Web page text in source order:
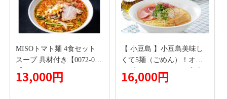
MISOトマト麺 4食セット
スープ 具材付き【0072-00
13,000円
【 小豆島 】小豆島美味し
くて5麺（ごめん）！オリ
ーブラーメン塩スープ5本
セット テレビで紹介されま
16,000円